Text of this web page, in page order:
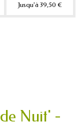
Jusqu'à 39,50 €
Nuit' -